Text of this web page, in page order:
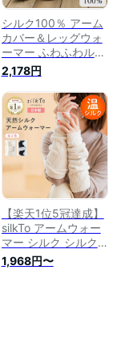
シルク100％ アーム
カバー＆レッグウォ
ーマー ふわふわルー
ズ 日本製
2,178円
【楽天1位5冠達成】
silkTo アームウォー
マー シルク シルク
アームウォーマー ア
ームカバー 日本製
1,968円〜